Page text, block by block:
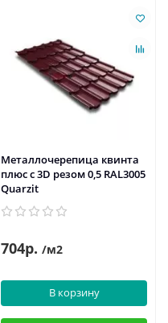
Металлочерепица квинта
плюс c 3D резом 0,5 RAL3005
Quarzit
704р. /м2
В корзину